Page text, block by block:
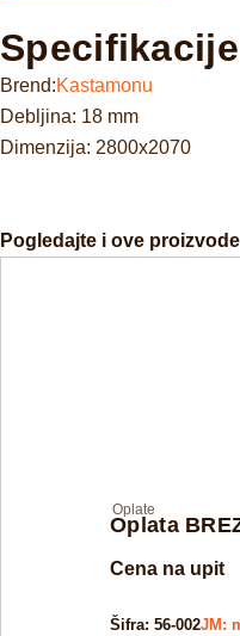
Specifikacije
Brend:Kastamonu
Debljina: 18 mm
Dimenzija: 2800x2070
Pogledajte i ove proizvode
Oplate
Oplata
Cena na upit
Šifra: 56-002JM: